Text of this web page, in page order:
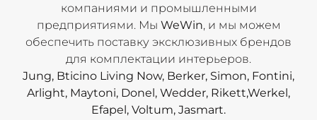
компаниями и промышленными
предприятиями. Мы WeWin, и мы можем
обеспечить поставку эксклюзивных брендов
для комплектации интерьеров.
Jung, Bticino Living Now, Berker, Simon, Fontini,
Arlight, Maytoni, Donel, Wedder, Rikett,Werkel,
Efapel, Voltum, Jasmart.